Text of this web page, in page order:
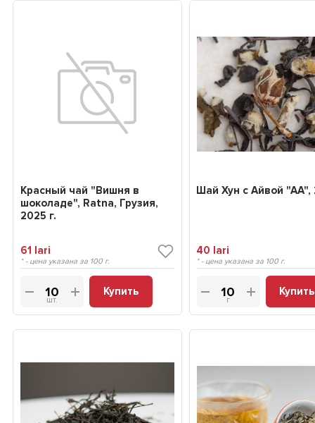
Красный чай "Вишня в
шоколаде", Ratna, Грузия,
2025 г.
61 lari
* - цена указана за 100 г.
шт.
Купить
Шай Хун с Айвой "АА",
40 lari
* - цена указана за 100 г.
г
Купить